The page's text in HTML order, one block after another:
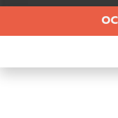
Это ваша компания?